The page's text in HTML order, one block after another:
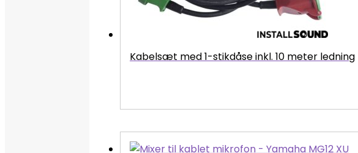
Kabelsæt med 1-stikdåse inkl. 10 meter ledning